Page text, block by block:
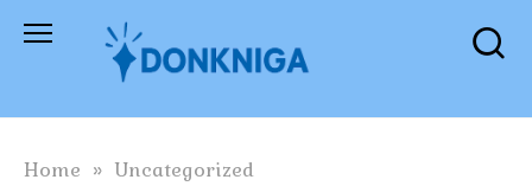
Skip
Home » Uncategorized